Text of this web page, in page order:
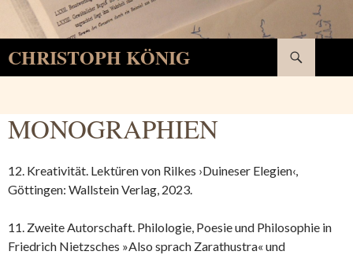
CHRISTOPH KÖNIG
MONOGRAPHIEN
12. Kreativität. Lektüren von Rilkes ›Duineser Elegien‹,
Göttingen: Wallstein Verlag, 2023.
11. Zweite Autorschaft. Philologie, Poesie und Philosophie in
Friedrich Nietzsches »Also sprach Zarathustra« und